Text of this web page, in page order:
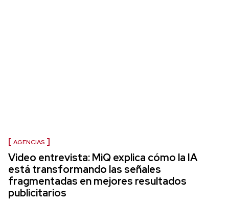
AGENCIAS
Video entrevista: MiQ explica cómo la IA
está transformando las señales
fragmentadas en mejores resultados
publicitarios